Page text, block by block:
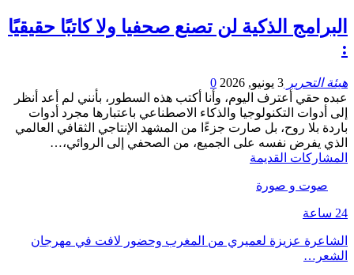
البرامج الذكية لن تصنع صحفيا ولا كاتبًا حقيقيًا
:
هيئة التحرير 3 يونيو, 2026
0
عبده حقي أعترف اليوم، وأنا أكتب هذه السطور، بأنني لم أعد أنظر
إلى أدوات التكنولوجيا والذكاء الاصطناعي باعتبارها مجرد أدوات
باردة بلا روح، بل صارت جزءًا من المشهد الإنتاجي الثقافي العالمي
الذي يفرض نفسه على الجميع، من الصحفي إلى الروائي،…
المشاركات القديمة
صوت و صورة
24 ساعة
الشاعرة عزيزة لعميري من المغرب وحضور لافت في مهرجان
الشعر…